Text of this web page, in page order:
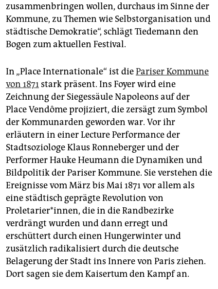
zusammenbringen wollen, durchaus im Sinne der
Kommune, zu Themen wie Selbst­organisation und
städtische Demokratie“, schlägt Tiedemann den
Bogen zum aktuellen Festival.
In „Place Internationale“ ist diePariser Kommune
von 1871 stark präsent. Ins Foyer wird eine
Zeichnung der Siegessäule Napoleons auf der
Place Vendôme projiziert, die zersägt zum Symbol
der Kommunarden geworden war. Vor ihr
erläutern in einer Lecture Performance der
Stadtsoziologe Klaus Ronneberger und der
Performer Hauke Heumann die Dynamiken und
Bildpolitik der Pariser Kommune. Sie verstehen die
Ereignisse vom März bis Mai 1871 vor allem als
eine städtisch geprägte Revolution von
Proletarier*innen, die in die Randbezirke
verdrängt wurden und dann erregt und
erschüttert durch einen Hungerwinter und
zusätzlich radikalisiert durch die deutsche
Belagerung der Stadt ins Innere von Paris ziehen.
Dort sagen sie dem Kaisertum den Kampf an.